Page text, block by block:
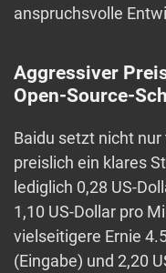
anspruchsvolle
Aggressiver
Open-Source-
Baidu setzt nicht
preislich ein klares
lediglich 0,28 US-
1,10 US-Dollar pro
vielseitigere Ernie
(Eingabe) und 2,20